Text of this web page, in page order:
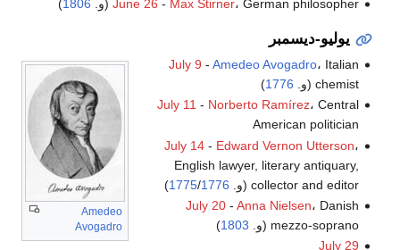
June 26 - Max Stirner، German philosopher (و. 1806
)
يوليو-ديسمبر
Amedeo
Avogadro
July 9 - Amedeo Avogadro، Italian
chemist (و.
1776
)
July 11 - Norberto Ramírez، Central
American politician
July 14- Edward Vernon Utterson،
English lawyer, literary antiquary,
collector and editor (و.
1775/1776
)
July 20- Anna Nielsen، Danish
mezzo-soprano (و.
1803
)
July 29